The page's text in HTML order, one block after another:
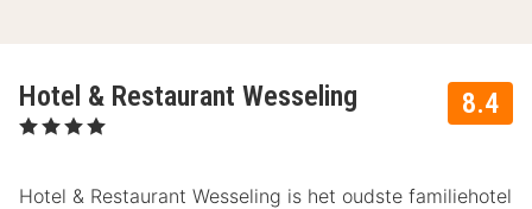
8.4
Hotel & Restaurant Wesseling
, 4 Sterren
Hotel & Restaurant Wesseling is het oudste familiehotel